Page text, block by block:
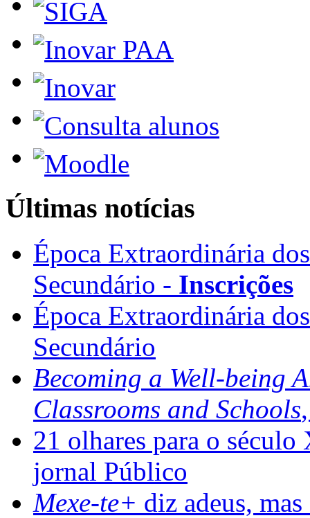
Últimas notícias
Época Extraordinária
Secundário - Inscrições
Época Extraordinária
Secundário
Becoming a Well-being
Classrooms and Schools
21 olhares para o
jornal Público
Mexe-te+ diz adeus,